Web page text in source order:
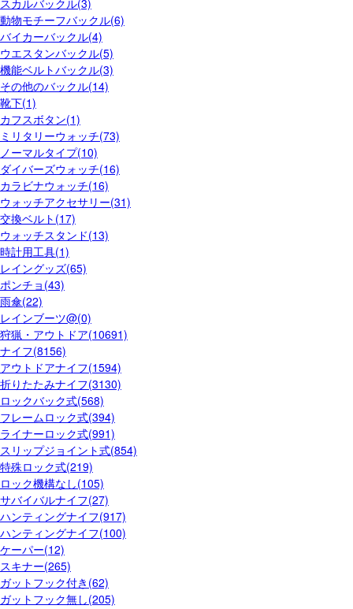
スカルバックル(3)
動物モチーフバックル(6)
バイカーバックル(4)
ウエスタンバックル(5)
機能ベルトバックル(3)
その他のバックル(14)
靴下(1)
カフスボタン(1)
ミリタリーウォッチ(73)
ノーマルタイプ(10)
ダイバーズウォッチ(16)
カラビナウォッチ(16)
ウォッチアクセサリー(31)
交換ベルト(17)
ウォッチスタンド(13)
時計用工具(1)
レイングッズ(65)
ポンチョ(43)
雨傘(22)
レインブーツ@(0)
狩猟・アウトドア(10691)
ナイフ(8156)
アウトドアナイフ(1594)
折りたたみナイフ(3130)
ロックバック式(568)
フレームロック式(394)
ライナーロック式(991)
スリップジョイント式(854)
特殊ロック式(219)
ロック機構なし(105)
サバイバルナイフ(27)
ハンティングナイフ(917)
ハンティングナイフ(100)
ケーパー(12)
スキナー(265)
ガットフック付き(62)
ガットフック無し(205)